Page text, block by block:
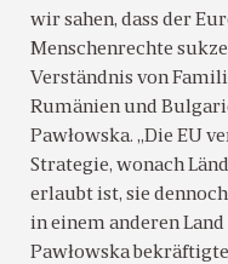
wir sahen, dass der
Menschenrechte
Verständnis von
Rumänien und
Pawłowska. „Die EU
Strategie, wonach
erlaubt ist, sie
in einem anderen
Pawłowska